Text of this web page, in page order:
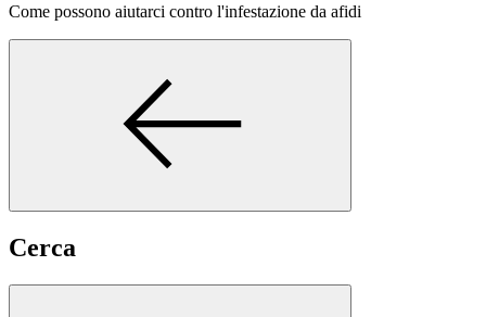
Come possono aiutarci contro l'infestazione da afidi
Cerca